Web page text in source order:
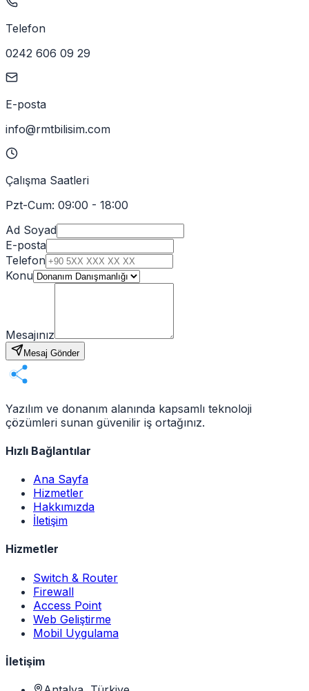
Telefon
0242 606 09 29
E-posta
info@rmtbilisim.com
Çalışma Saatleri
Pzt-Cum: 09:00 - 18:00
Ad Soyad
E-posta
Telefon
Konu
Mesajınız
Mesaj Gönder
Yazılım ve donanım alanında kapsamlı teknoloji
çözümleri sunan güvenilir iş ortağınız.
Hızlı Bağlantılar
Ana Sayfa
Hizmetler
Hakkımızda
İletişim
Hizmetler
Switch & Router
Firewall
Access Point
Web Geliştirme
Mobil Uygulama
İletişim